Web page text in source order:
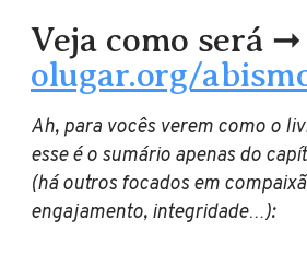
Veja como será ➞
olugar.org/
Ah, para vocês verem como o
esse é o sumário apenas do
(há outros focados em
engajamento, integridade…):